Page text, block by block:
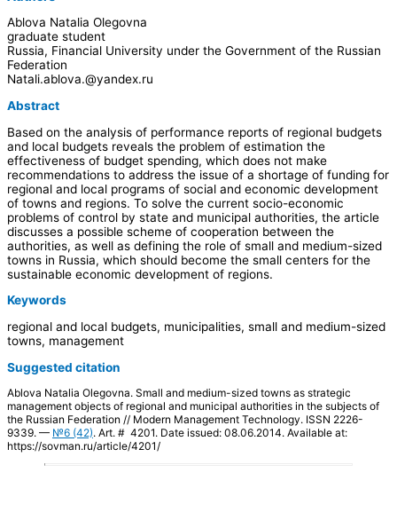
Ablova Natalia Olegovna
graduate student
Russia, Financial University under the Government of the Russian
Federation
Natali.ablova.@yandex.ru
Abstract
Based on the analysis of performance reports of regional budgets
and local budgets reveals the problem of estimation the
effectiveness of budget spending, which does not make
recommendations to address the issue of a shortage of funding for
regional and local programs of social and economic development
of towns and regions. To solve the current socio-economic
problems of control by state and municipal authorities, the article
discusses a possible scheme of cooperation between the
authorities, as well as defining the role of small and medium-sized
towns in Russia, which should become the small centers for the
sustainable economic development of regions.
Keywords
regional and local budgets, municipalities, small and medium-sized
towns, management
Suggested citation
Ablova Natalia Olegovna. Small and medium-sized towns as strategic
management objects of regional and municipal authorities in the subjects of
the Russian Federation // Modern Management Technology. ISSN 2226-
9339. — №6 (42). Art. # 4201. Date issued: 08.06.2014. Available at:
https://sovman.ru/article/4201/